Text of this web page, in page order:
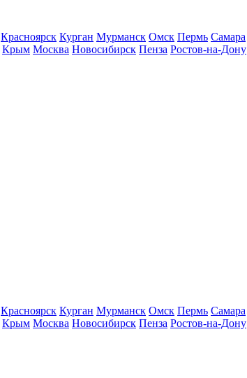
Красноярск Курган Мурманск Омск Пермь Самара
Крым Москва Новосибирск Пенза Ростов-на-Дону
Красноярск Курган Мурманск Омск Пермь Самара
Крым Москва Новосибирск Пенза Ростов-на-Дону